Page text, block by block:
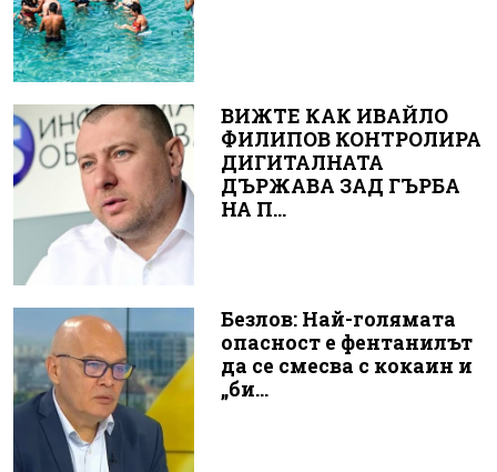
ВИЖТЕ КАК ИВАЙЛО
ФИЛИПОВ КОНТРОЛИРА
ДИГИТАЛНАТА
ДЪРЖАВА ЗАД ГЪРБА
НА П...
Безлов: Най-голямата
опасност е фентанилът
да се смесва с кокаин и
„би...